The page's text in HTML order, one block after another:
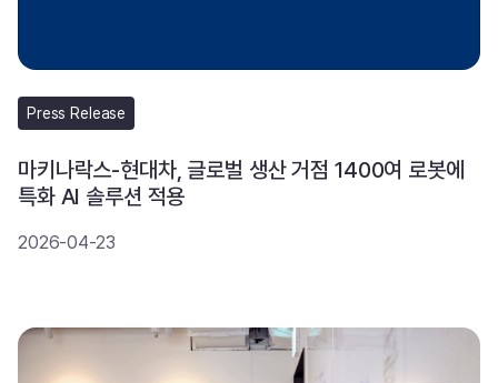
Press Release
마키나락스-현대차, 글로벌 생산 거점 1400여 로봇에
특화 AI 솔루션 적용
2026-04-23